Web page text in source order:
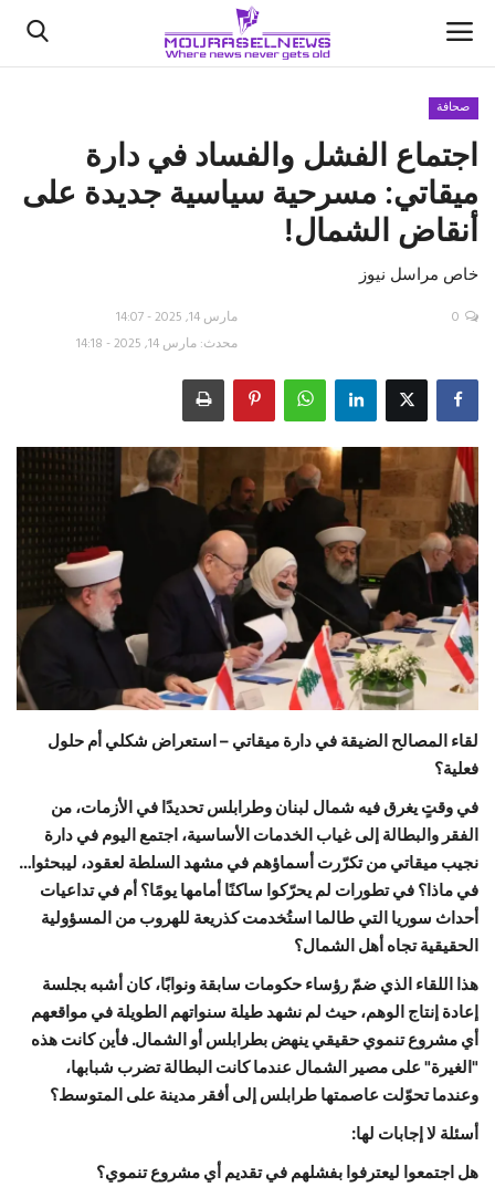
الأخبار
كتّابنا
السعودية
اقتصاد
علوم وتكنولوجيا
فيديو
حياة
صحافة
اجتماع الفشل والفساد في دارة
ميقاتي: مسرحية سياسية جديدة على
أنقاض الشمال!
خاص مراسل نيوز
مارس 14, 2025 - 14:07
محدث: مارس 14, 2025 - 14:18
0
لقاء المصالح الضيقة في دارة ميقاتي – استعراض شكلي أم حلول
فعلية؟
في وقتٍ يغرق فيه شمال لبنان وطرابلس تحديدًا في الأزمات، من
الفقر والبطالة إلى غياب الخدمات الأساسية، اجتمع اليوم في دارة
نجيب ميقاتي من تكرّرت أسماؤهم في مشهد السلطة لعقود، ليبحثوا…
في ماذا؟ في تطورات لم يحرّكوا ساكنًا أمامها يومًا؟ أم في تداعيات
أحداث سوريا التي طالما استُخدمت كذريعة للهروب من المسؤولية
الحقيقية تجاه أهل الشمال؟
هذا اللقاء الذي ضمّ رؤساء حكومات سابقة ونوابًا، كان أشبه بجلسة
إعادة إنتاج الوهم، حيث لم نشهد طيلة سنواتهم الطويلة في مواقعهم
أي مشروع تنموي حقيقي ينهض بطرابلس أو الشمال. فأين كانت هذه
"الغيرة" على مصير الشمال عندما كانت البطالة تضرب شبابها،
وعندما تحوّلت عاصمتها طرابلس إلى أفقر مدينة على المتوسط؟
أسئلة لا إجابات لها:
هل اجتمعوا ليعترفوا بفشلهم في تقديم أي مشروع تنموي؟